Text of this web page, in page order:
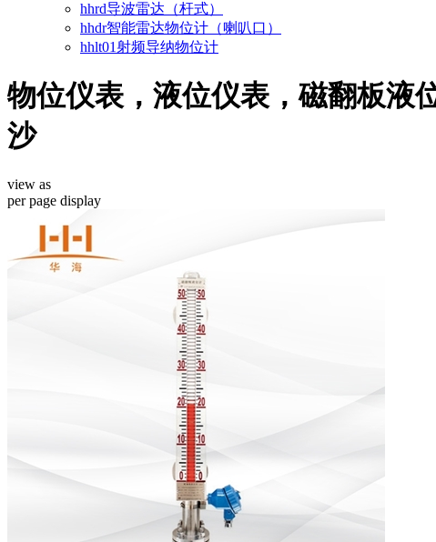
hhrd导波雷达（杆式）
hhdr智能雷达物位计（喇叭口）
hhlt01射频导纳物位计
物位仪表，液位仪表，磁翻板液
沙
view as
per page display